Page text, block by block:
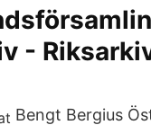
-
Bengt Bergius